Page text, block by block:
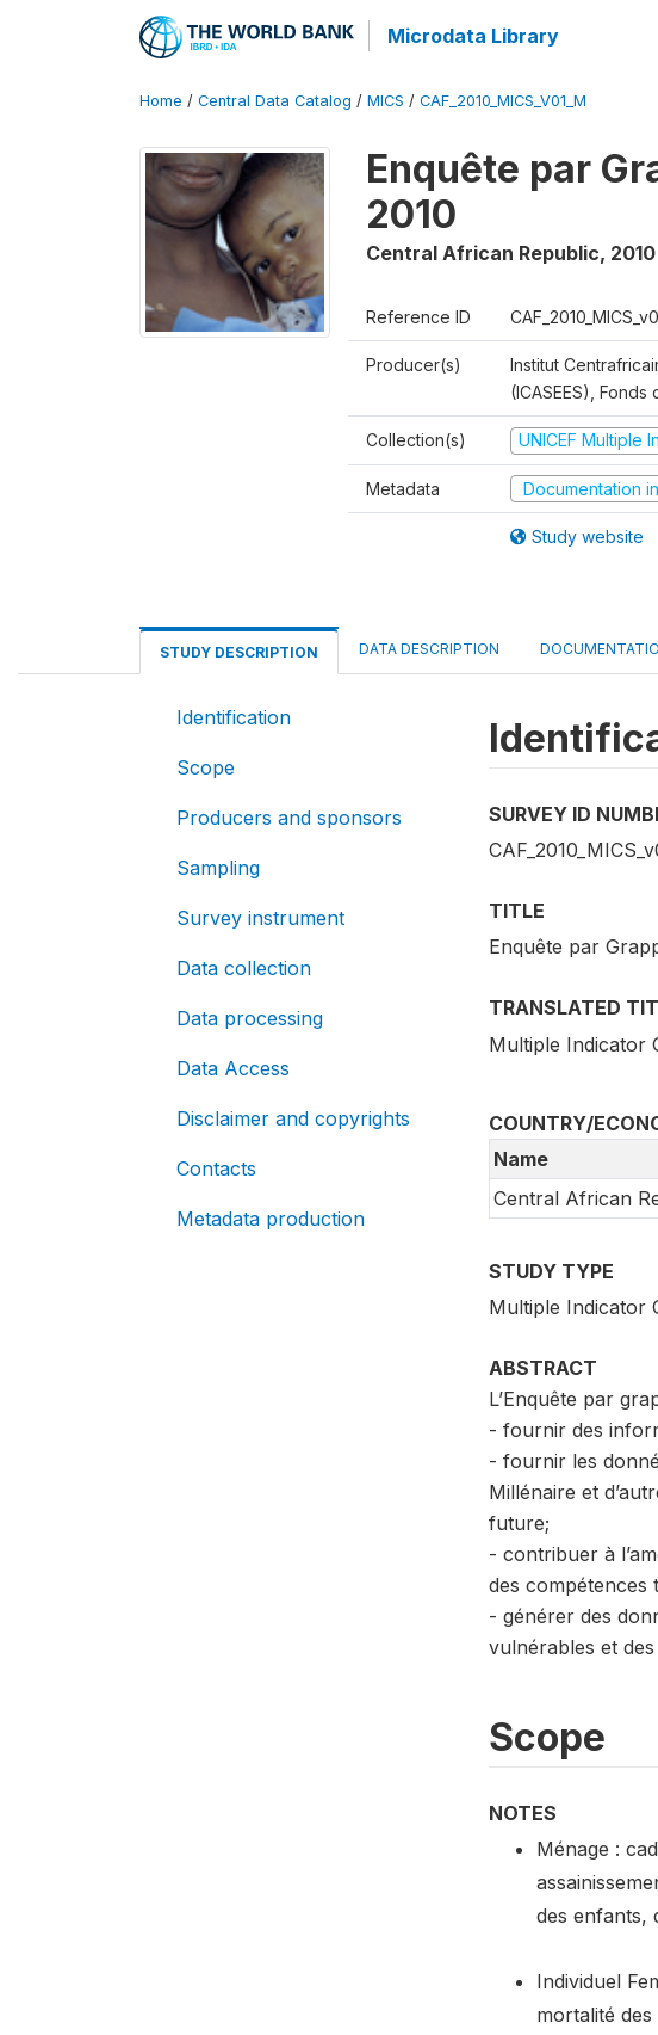
Microdata Library
Home / Central Data Catalog / MICS / CAF_2010_MICS_V01_M
Enquête par
2010
Central African Republic, 2010
Reference ID
Producer(s)
Institut
(ICASEES), Fonds
Collection(s) UNICEF Multiple
Metadata Documentation
Study website
STUDY DESCRIPTION DATA DESCRIPTION
Identification
Scope
Producers and sponsors
Sampling
Survey instrument
Data collection
Data processing
Data Access
Disclaimer and copyrights
Contacts
Metadata production
SURVEY ID
TITLE
Enquête par
TRANSLATED
Multiple Indicator
COUNTRY/
Name
Central African
STUDY TYPE
Multiple Indicator
ABSTRACT
L’Enquête par
- fournir des
- fournir les
Millénaire et
future;
- contribuer à
des compétences
- générer des
vulnérables et
Scope
NOTES
Ménage :
des enfants,
Individuel
mortalité